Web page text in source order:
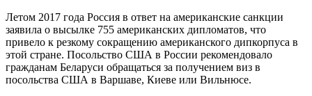
Летом 2017 года Россия в ответ на американские санкции
заявила о высылке 755 американских дипломатов, что
привело к резкому сокращению американского дипкорпуса в
этой стране. Посольство США в России рекомендовало
гражданам Беларуси обращаться за получением виз в
посольства США в Варшаве, Киеве или Вильнюсе.